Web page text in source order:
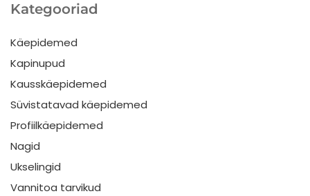
Kategooriad
Käepidemed
Kapinupud
Kausskäepidemed
Süvistatavad käepidemed
Profiilkäepidemed
Nagid
Ukselingid
Vannitoa tarvikud